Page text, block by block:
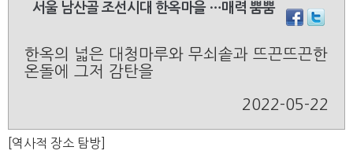
서울 남산골 조선시대 한옥마을 …매력 뿜뿜
한옥의 넓은 대청마루와 무쇠솥과 뜨끈뜨끈한
온돌에 그저 감탄을
2022-05-22
[역사적 장소 탐방]